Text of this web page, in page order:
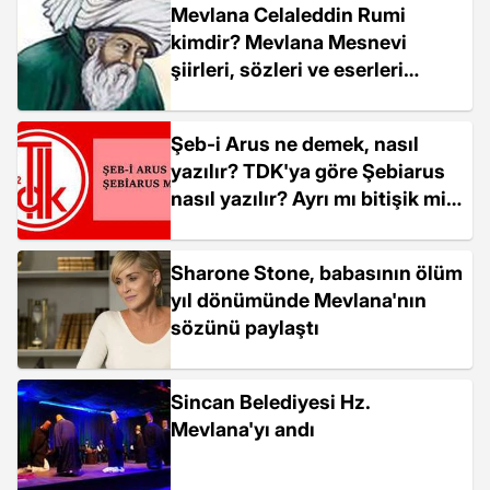
Mevlana Celaleddin Rumi
kimdir? Mevlana Mesnevi
şiirleri, sözleri ve eserleri
Şeb-i Arus ne demek, nasıl
yazılır? TDK'ya göre Şebiarus
nasıl yazılır? Ayrı mı bitişik mi?
Sharone Stone, babasının ölüm
yıl dönümünde Mevlana'nın
sözünü paylaştı
Sincan Belediyesi Hz.
Mevlana'yı andı